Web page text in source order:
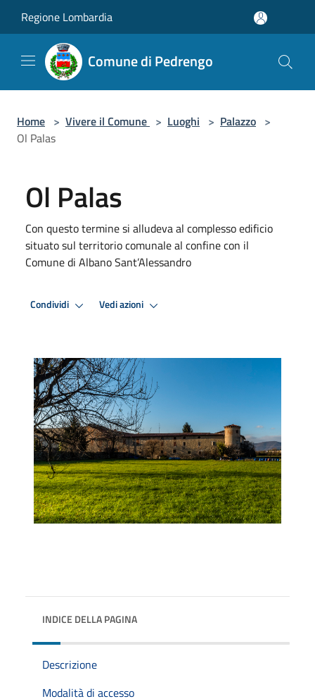
Regione Lombardia
Comune di Pedrengo
Home > Vivere il Comune > Luoghi > Palazzo >
Ol Palas
Ol Palas
Con questo termine si alludeva al complesso edificio
situato sul territorio comunale al confine con il
Comune di Albano Sant’Alessandro
Condividi Vedi azioni
INDICE DELLA PAGINA
Descrizione
Modalità di accesso